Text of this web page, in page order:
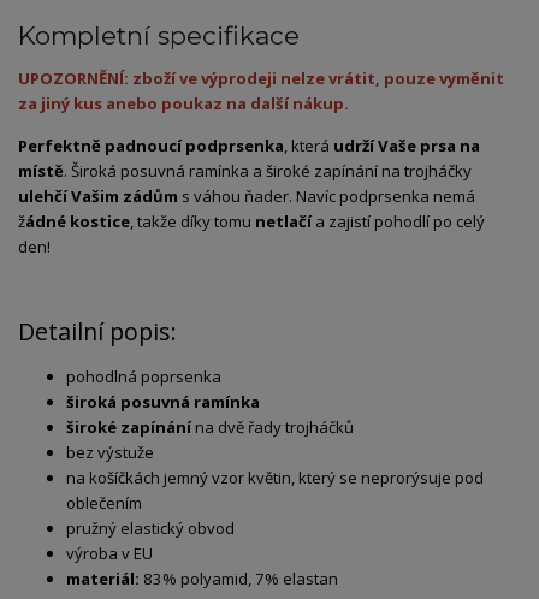
Kompletní specifikace
UPOZORNĚNÍ: zboží ve výprodeji nelze vrátit, pouze vyměnit
za jiný kus anebo poukaz na další nákup.
Perfektně padnoucí podprsenka, která udrží Vaše prsa na
místě. Široká posuvná ramínka a široké zapínání na trojháčky
ulehčí Vašim zádům s váhou ňader. Navíc podprsenka nemá
žádné kostice, takže díky tomu netlačía zajistí pohodlí po celý
den!
Detailní popis:
pohodlná poprsenka
široká posuvná ramínka
široké zapínánína dvě řady trojháčků
bez výstuže
na košíčkách jemný vzor květin, který se neprorýsuje pod
oblečením
pružný elastický obvod
výroba v EU
materiál: 83% polyamid, 7% elastan